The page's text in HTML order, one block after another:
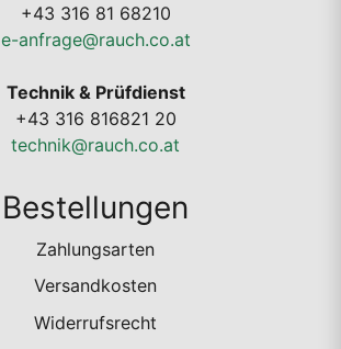
+43 316 81 68210
e-anfrage@rauch.co.at
Technik & Prüfdienst
+43 316 816821 20
technik@rauch.co.at
Bestellungen
Zahlungsarten
Versandkosten
Widerrufsrecht